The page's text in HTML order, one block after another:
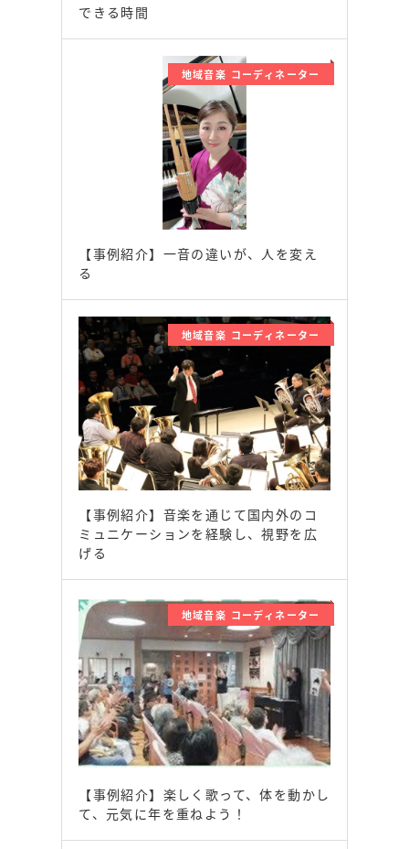
できる時間
地域音楽 コーディネーター
【事例紹介】一音の違いが、人を変え
る
地域音楽 コーディネーター
【事例紹介】音楽を通じて国内外のコ
ミュニケーションを経験し、視野を広
げる
地域音楽 コーディネーター
【事例紹介】楽しく歌って、体を動かし
て、元気に年を重ねよう！